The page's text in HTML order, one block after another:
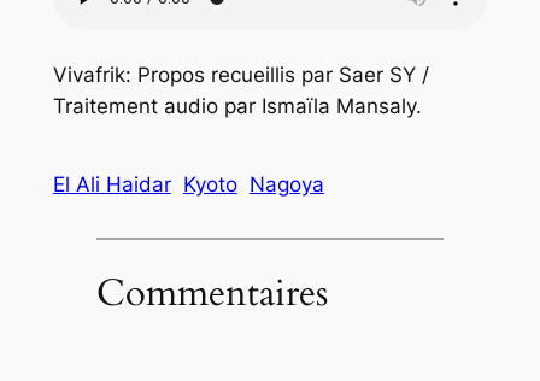
Vivafrik: Propos recueillis par Saer SY /
Traitement audio par Ismaïla Mansaly.
El Ali Haidar Kyoto Nagoya
Commentaires